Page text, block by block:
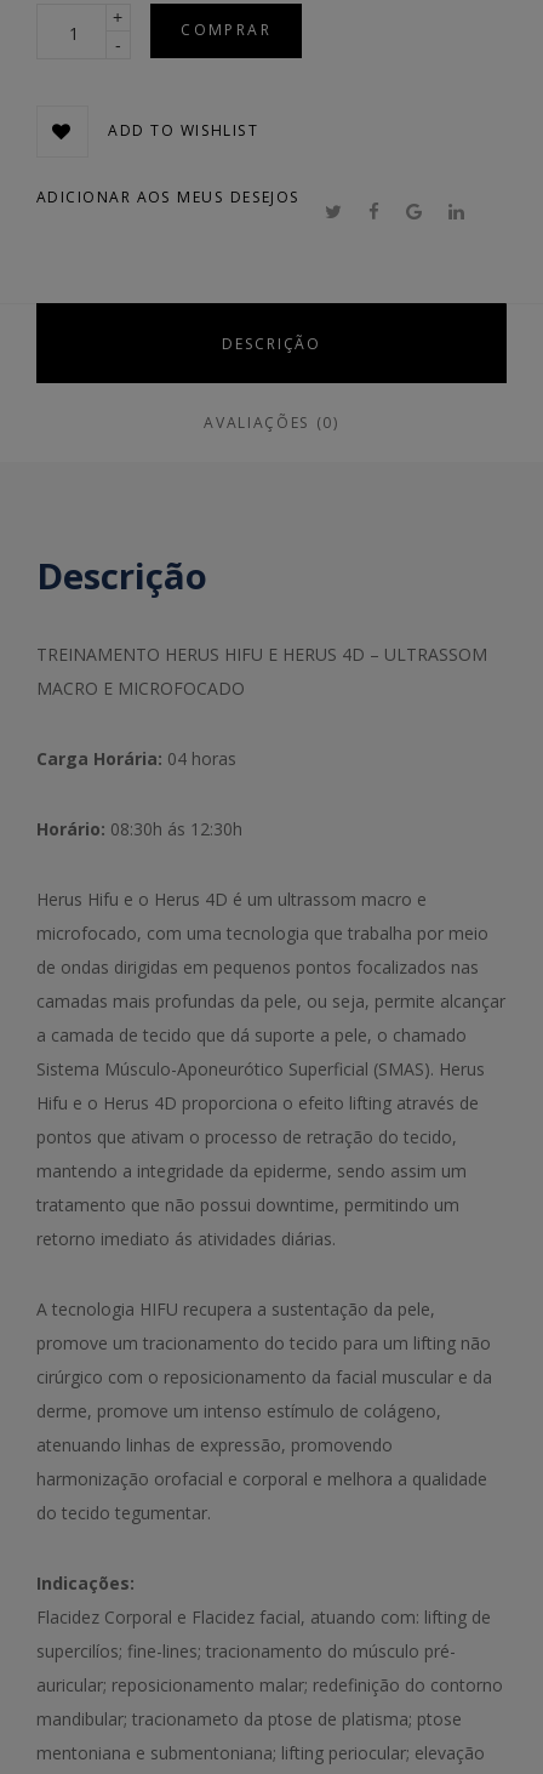
Quantidade
COMPRAR
ADD TO WISHLIST
ADICIONAR AOS MEUS DESEJOS
DESCRIÇÃO
AVALIAÇÕES (0)
Descrição
TREINAMENTO HERUS HIFU E HERUS 4D – ULTRASSOM
MACRO E MICROFOCADO
Carga Horária: 04 horas
Horário: 08:30h ás 12:30h
Herus Hifu e o Herus 4D é um ultrassom macro e
microfocado, com uma tecnologia que trabalha por meio
de ondas dirigidas em pequenos pontos focalizados nas
camadas mais profundas da pele, ou seja, permite alcançar
a camada de tecido que dá suporte a pele, o chamado
Sistema Músculo-Aponeurótico Superficial (SMAS). Herus
Hifu e o Herus 4D proporciona o efeito lifting através de
pontos que ativam o processo de retração do tecido,
mantendo a integridade da epiderme, sendo assim um
tratamento que não possui downtime, permitindo um
retorno imediato ás atividades diárias.
A tecnologia HIFU recupera a sustentação da pele,
promove um tracionamento do tecido para um lifting não
cirúrgico com o reposicionamento da facial muscular e da
derme, promove um intenso estímulo de colágeno,
atenuando linhas de expressão, promovendo
harmonização orofacial e corporal e melhora a qualidade
do tecido tegumentar.
Indicações:
Flacidez Corporal e Flacidez facial, atuando com: lifting de
supercilíos; fine-lines; tracionamento do músculo pré-
auricular; reposicionamento malar; redefinição do contorno
mandibular; tracionameto da ptose de platisma; ptose
mentoniana e submentoniana; lifting periocular; elevação